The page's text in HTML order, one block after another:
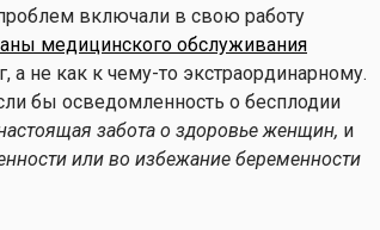
включали в свою работу
медицинского обслуживания
а не как к чему-то экстраординарному.
бы осведомленность о бесплодии
забота о здоровье женщин, и
или во избежание беременности